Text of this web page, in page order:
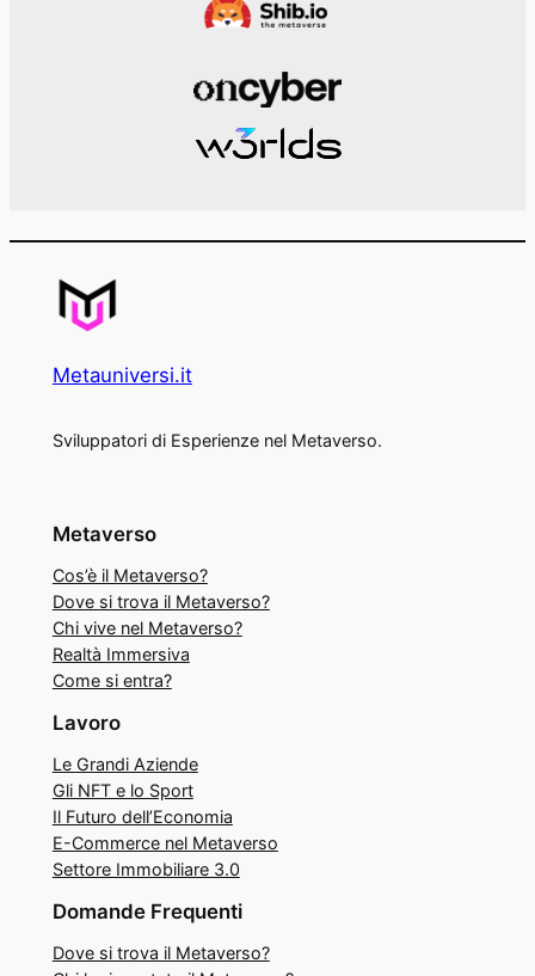
Metauniversi.it
Sviluppatori di Esperienze nel Metaverso.
Metaverso
Cos’è il Metaverso?
Dove si trova il Metaverso?
Chi vive nel Metaverso?
Realtà Immersiva
Come si entra?
Lavoro
Le Grandi Aziende
Gli NFT e lo Sport
Il Futuro dell’Economia
E-Commerce nel Metaverso
Settore Immobiliare 3.0
Domande Frequenti
Dove si trova il Metaverso?